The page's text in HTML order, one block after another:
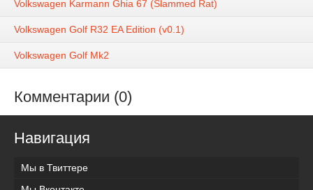
Volkswagen Karmann Ghia 67 (Slammed Rat)
Volkswagen Golf R32 EA Edition (v0.1)
Volkswagen Golf Mk2
Комментарии (0)
Навигация
Мы в Твиттере